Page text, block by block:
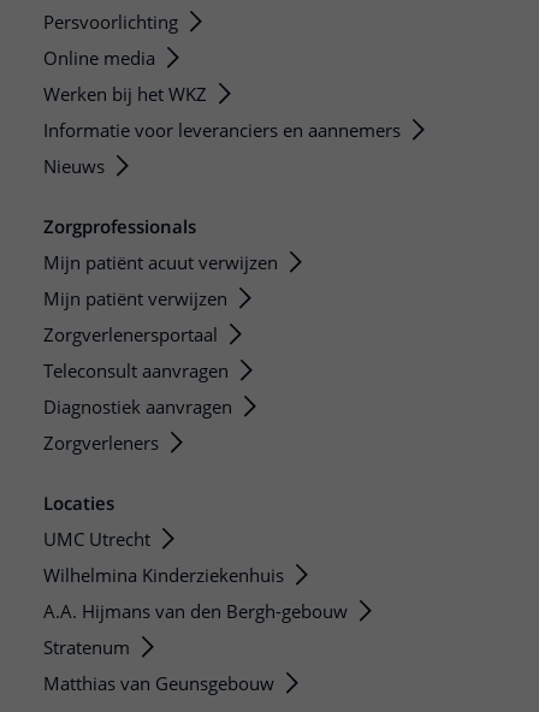
Persvoorlichting
Online media
Werken bij het WKZ
Informatie voor leveranciers en aannemers
Nieuws
Zorgprofessionals
Mijn patiënt acuut verwijzen
Mijn patiënt verwijzen
Zorgverlenersportaal
Teleconsult aanvragen
Diagnostiek aanvragen
Zorgverleners
Locaties
UMC Utrecht
Wilhelmina Kinderziekenhuis
A.A. Hijmans van den Bergh-gebouw
Stratenum
Matthias van Geunsgebouw